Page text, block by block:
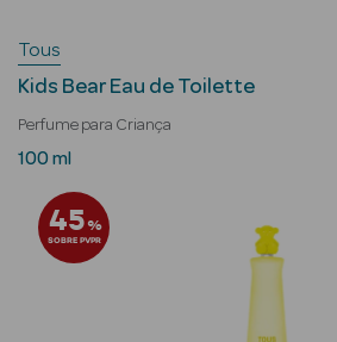
Beauty Season
Cabelo
Beauty Season
Beauty Season
Cosmética
Tous
Kids Bear Eau de Toilette
Perfume para Criança
100 ml
45%
SOBRE PVPR